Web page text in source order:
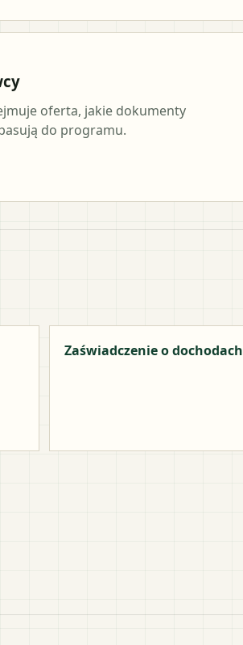
oferta, jakie dokumenty
do programu.
Zaświadczenie o dochodach